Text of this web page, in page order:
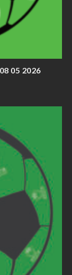
05 2026